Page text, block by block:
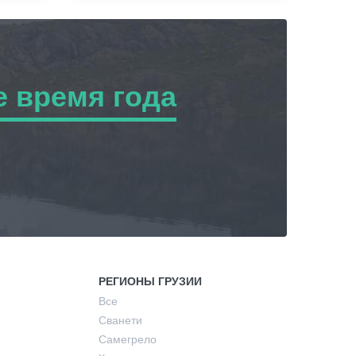
время года
года
РЕГИОНЫ ГРУЗИИ
Все
Сванети
Самегрело